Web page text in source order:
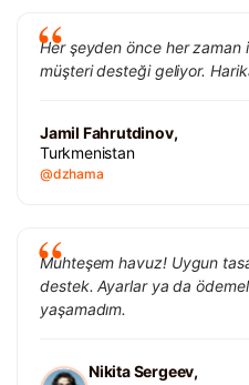
Her şeyden önce her zaman
müşteri desteği geliyor.
Jamil Fahrutdinov,
Turkmenistan
@dzhama
Muhteşem havuz! Uygun
destek. Ayarlar ya da
yaşamadım.
Nikita Sergeev,